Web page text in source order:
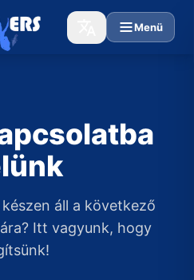
Menü
áll a következő
Itt vagyunk, hogy